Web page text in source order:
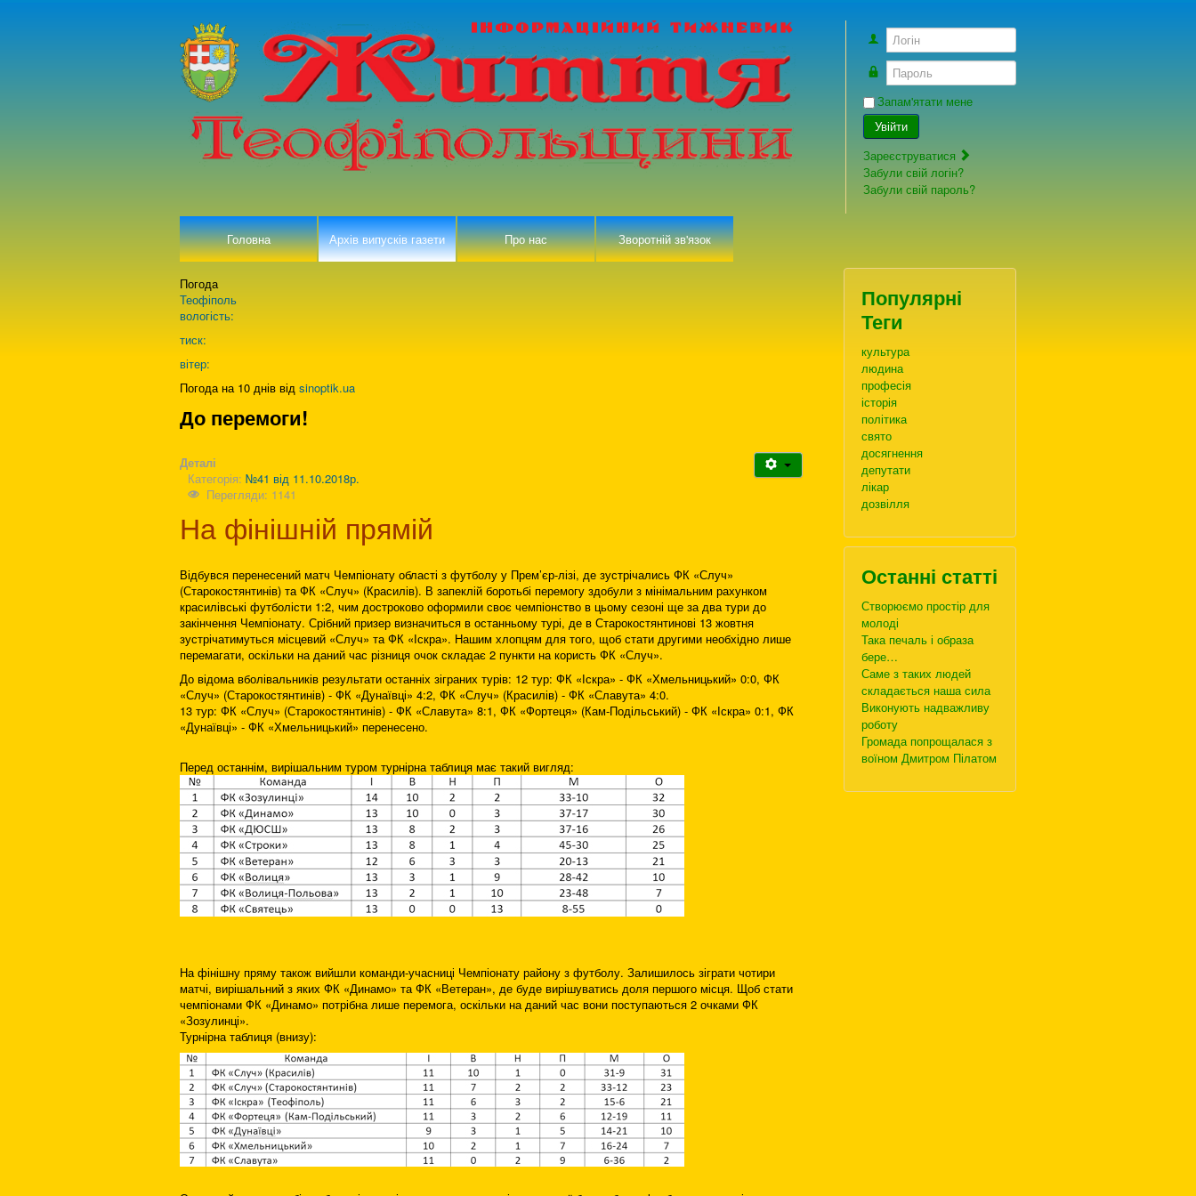
Логін
Пароль
Запам'ятати мене
Увійти
Зареєструватися
Забули свій логін?
Забули свій пароль?
Головна Архів випусків газети Про нас Зворотній зв'язок
Погода
Теофіполь
вологість:
тиск:
вітер:
Погода на 10 днів від sinoptik.ua
До перемоги!
Деталі
Категорія: №41 від 11.10.2018р.
Перегляди: 1141
На фінішній прямій
Відбувся перенесений матч Чемпіонату області з футболу у Прем’єр-лізі, де зустрічались ФК «Случ»
(Старокостянтинів) та ФК «Случ» (Красилів). В запеклій боротьбі перемогу здобули з мінімальним рахунком
красилівські футболісти 1:2, чим достроково оформили своє чемпіонство в цьому сезоні ще за два тури до
закінчення Чемпіонату. Срібний призер визначиться в останньому турі, де в Старокостянтинові 13 жовтня
зустрічатимуться місцевий «Случ» та ФК «Іскра». Нашим хлопцям для того, щоб стати другими необхідно лише
перемагати, оскільки на даний час різниця очок складає 2 пункти на користь ФК «Случ».
До відома вболівальників результати останніх зіграних турів: 12 тур: ФК «Іскра» - ФК «Хмельницький» 0:0, ФК
«Случ» (Старокостянтинів) - ФК «Дунаївці» 4:2, ФК «Случ» (Красилів) - ФК «Славута» 4:0.
13 тур: ФК «Случ» (Старокостянтинів) - ФК «Славута» 8:1, ФК «Фортеця» (Кам-Подільський) - ФК «Іскра» 0:1, ФК
«Дунаївці» - ФК «Хмельницький» перенесено.
Перед останнім, вирішальним туром турнірна таблиця має такий вигляд:
На фінішну пряму також вийшли команди-учасниці Чемпіонату району з футболу. Залишилось зіграти чотири
матчі, вирішальний з яких ФК «Динамо» та ФК «Ветеран», де буде вирішуватись доля першого місця. Щоб стати
чемпіонами ФК «Динамо» потрібна лише перемога, оскільки на даний час вони поступаються 2 очками ФК
«Зозулинці».
Турнірна таблиця (внизу):
Популярні
Теги
культура
людина
професія
історія
політика
свято
досягнення
депутати
лікар
дозвілля
Останні статті
Створюємо простір для
молоді
Така печаль і образа
бере…
Саме з таких людей
складається наша сила
Виконують надважливу
роботу
Громада попрощалася з
воїном Дмитром Пілатом